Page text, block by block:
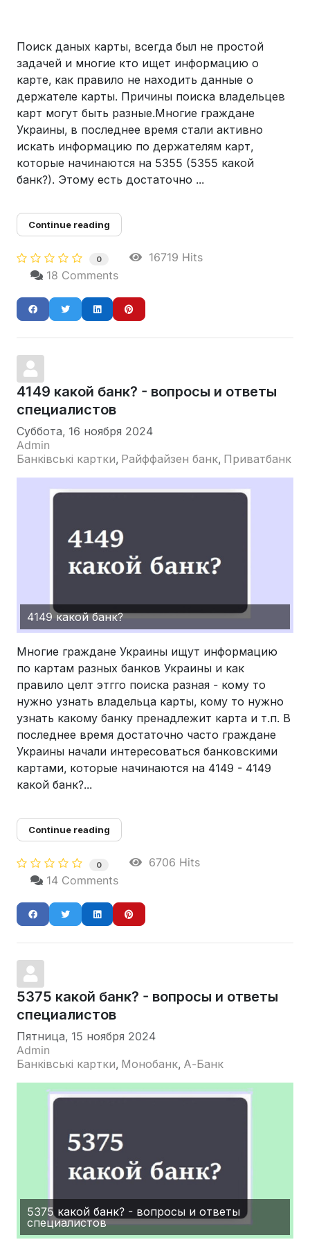
Поиск даных карты, всегда был не простой
задачей и многие кто ищет информацию о
карте, как правило не находить данные о
держателе карты. Причины поиска владельцев
карт могут быть разные.Многие граждане
Украины, в последнее время стали активно
искать информацию по держателям карт,
которые начинаются на 5355 (5355 какой
банк?). Этому есть достаточно ...
Continue reading
0
16719 Hits
18 Comments
4149 какой банк? - вопросы и ответы
специалистов
Суббота, 16 ноября 2024
Admin
Банківські картки Райффайзен банк Приватбанк
4149 какой банк?
Многие граждане Украины ищут информацию
по картам разных банков Украины и как
правило целт этгго поиска разная - кому то
нужно узнать владельца карты, кому то нужно
узнать какому банку пренадлежит карта и т.п. В
последнее время достаточно часто граждане
Украины начали интересоваться банковскими
картами, которые начинаются на 4149 - 4149
какой банк?...
Continue reading
0
6706 Hits
14 Comments
5375 какой банк? - вопросы и ответы
специалистов
Пятница, 15 ноября 2024
Admin
Банківські картки Монобанк А-Банк
5375 какой банк? - вопросы и ответы
специалистов